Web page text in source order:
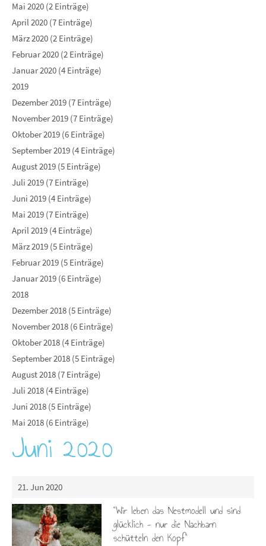
Mai 2020 (2 Einträge)
April 2020 (7 Einträge)
März 2020 (2 Einträge)
Februar 2020 (2 Einträge)
Januar 2020 (4 Einträge)
2019
Dezember 2019 (7 Einträge)
November 2019 (7 Einträge)
Oktober 2019 (6 Einträge)
September 2019 (4 Einträge)
August 2019 (5 Einträge)
Juli 2019 (7 Einträge)
Juni 2019 (4 Einträge)
Mai 2019 (7 Einträge)
April 2019 (4 Einträge)
März 2019 (5 Einträge)
Februar 2019 (5 Einträge)
Januar 2019 (6 Einträge)
2018
Dezember 2018 (5 Einträge)
November 2018 (6 Einträge)
Oktober 2018 (4 Einträge)
September 2018 (5 Einträge)
August 2018 (7 Einträge)
Juli 2018 (4 Einträge)
Juni 2018 (5 Einträge)
Mai 2018 (6 Einträge)
Juni 2020
21. Jun 2020
"Wir leben das Nestmodell und sind
glücklich - nur die Nachbarn
schütteln den Kopf"